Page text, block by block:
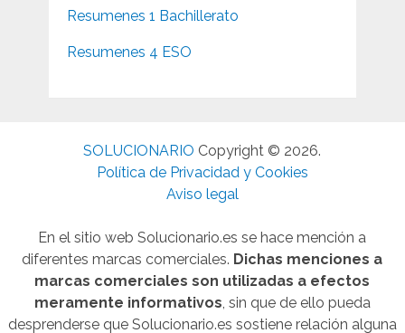
Resumenes 1 Bachillerato
Resumenes 4 ESO
SOLUCIONARIO Copyright © 2026.
Política de Privacidad y Cookies
Aviso legal
En el sitio web Solucionario.es se hace mención a
diferentes marcas comerciales. Dichas menciones a
marcas comerciales son utilizadas a efectos
meramente informativos, sin que de ello pueda
desprenderse que Solucionario.es sostiene relación alguna